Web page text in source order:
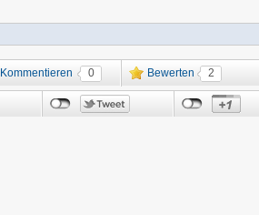
Kommentieren 0 Bewerten 2